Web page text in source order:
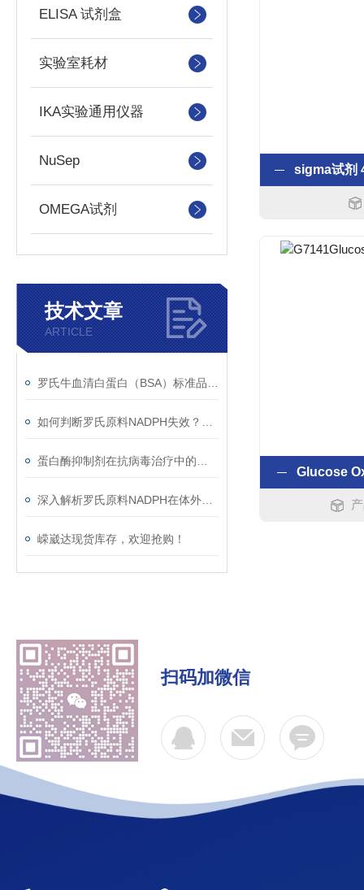
ELISA 试剂盒
实验室耗材
IKA实验通用仪器
NuSep
OMEGA试剂
技术文章
ARTICLE
嵘崴达现货库存，欢迎抢购！
Glucose
扫码加微信